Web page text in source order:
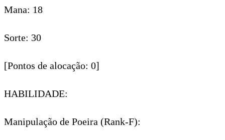
Mana: 18
Sorte: 30
[Pontos de alocação: 0]
HABILIDADE:
Manipulação de Poeira (Rank-F):